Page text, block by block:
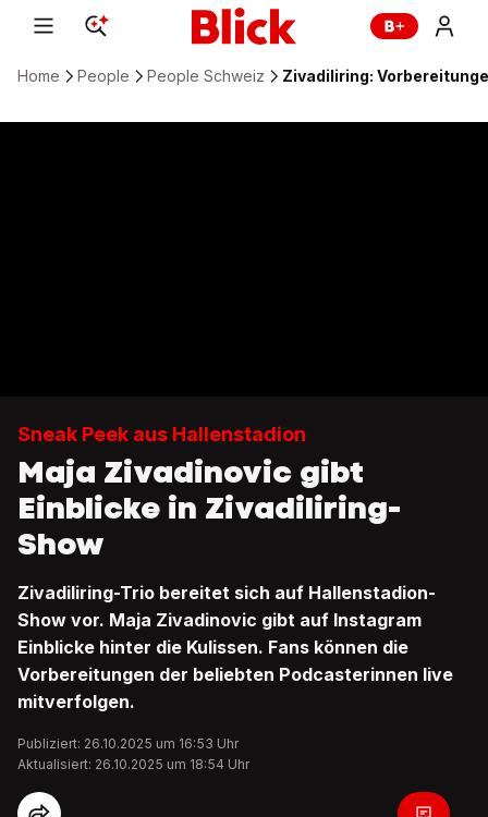
Home People People Schweiz Zivadiliring:
Sneak Peek aus Hallenstadion
Maja Zivadinovic gibt
Einblicke in Zivadiliring-
Show
Zivadiliring-Trio bereitet sich auf Hallenstadion-
Show vor. Maja Zivadinovic gibt auf Instagram
Einblicke hinter die Kulissen. Fans können die
Vorbereitungen der beliebten Podcasterinnen live
mitverfolgen.
Publiziert: 26.10.2025 um 16:53 Uhr
Aktualisiert: 26.10.2025 um 18:54 Uhr